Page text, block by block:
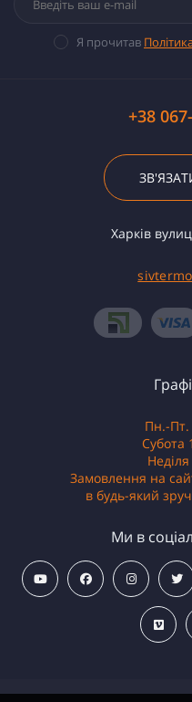
Я прочитав
+38
Харків
Пн.-Пт.
Субота
Замовлення на
в будь-який
Ми в